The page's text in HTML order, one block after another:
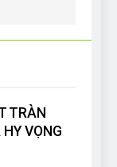
TRÀN
VỌNG